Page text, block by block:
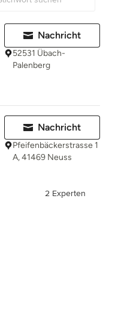
Nachricht
52531 Übach-
Palenberg
Nachricht
Pfeifenbäckerstrasse 1
A, 41469 Neuss
2 Experten